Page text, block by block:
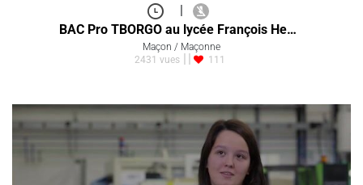
BAC Pro TBORGO au lycée François He…
Maçon / Maçonne
2431 vues
111